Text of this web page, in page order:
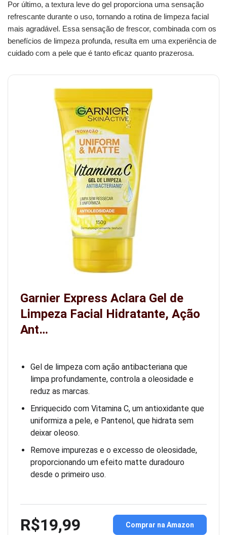
Por último, a textura leve do gel proporciona uma sensação
refrescante durante o uso, tornando a rotina de limpeza facial
mais agradável. Essa sensação de frescor, combinada com os
benefícios de limpeza profunda, resulta em uma experiência de
cuidado com a pele que é tanto eficaz quanto prazerosa.
Garnier Express Aclara Gel de
Limpeza Facial Hidratante, Ação
Ant…
Gel de limpeza com ação antibacteriana que
limpa profundamente, controla a oleosidade e
reduz as marcas.
Enriquecido com Vitamina C, um antioxidante que
uniformiza a pele, e Pantenol, que hidrata sem
deixar oleoso.
Remove impurezas e o excesso de oleosidade,
proporcionando um efeito matte duradouro
desde o primeiro uso.
R$19,99 Comprar na Amazon